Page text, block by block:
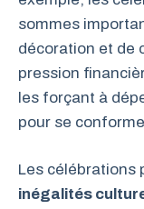
sommes
décoration et de
pression
les forçant à
pour se
Les célébrations
inégalités